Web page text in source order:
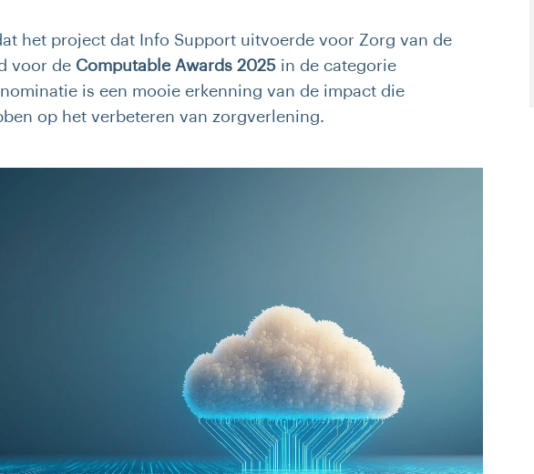
het project dat Info Support uitvoerde voor Zorg van de
voor de Computable Awards 2025 in de categorie
nominatie is een mooie erkenning van de impact die
op het verbeteren van zorgverlening.